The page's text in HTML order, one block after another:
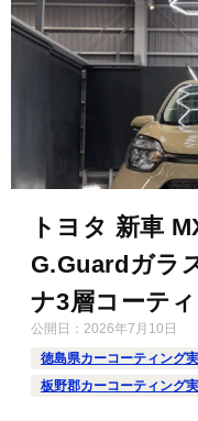
トヨタ 新車
G.Guardガラ
ナ3層コーティ
公開日： 2026年7月10日
徳島県カーコーティング
板野郡カーコーティング